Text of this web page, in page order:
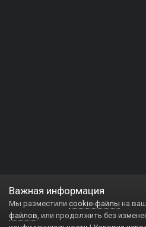
Важная информация
Мы разместили cookie-файлы на
файлов, или продолжить без